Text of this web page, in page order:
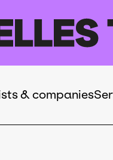
& companies